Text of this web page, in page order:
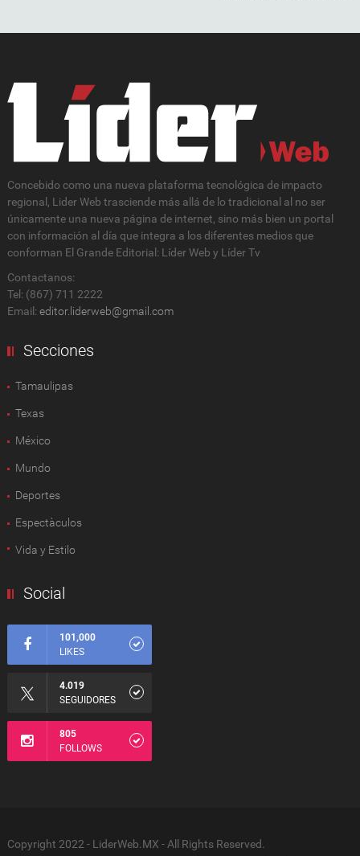
Concebido como una nueva plataforma tecnológica de impacto
regional, Lider Web trasciende más allá de lo tradicional al no ser
únicamente una nueva página de internet, sino más bien un portal
con información al día que integra a los diferentes medios que
conforman El Grande Editorial: Líder Web y Líder Tv
Contactanos:
Tel: (867) 711 2222
Email: editor.liderweb@gmail.com
Secciones
Tamaulipas
Texas
México
Mundo
Deportes
Espectàculos
Vida y Estilo
Social
101,000
LIKES
4.019
SEGUIDORES
805
FOLLOWS
Copyright 2022 - LiderWeb.MX - All Rights Reserved.